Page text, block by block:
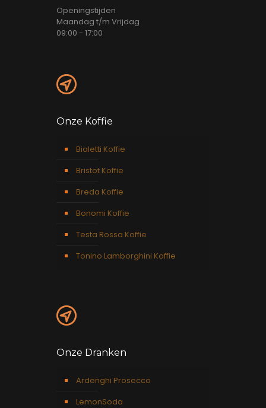
Openingstijden
Maandag t/m Vrijdag
09:00 - 17:00
Onze Koffie
Bialetti Koffie
Bristot Koffie
Breda Koffie
Bonomi Koffie
Testa Rossa Koffie
Tonino Lamborghini Koffie
Onze Dranken
Ardenghi Prosecco
LemonSoda